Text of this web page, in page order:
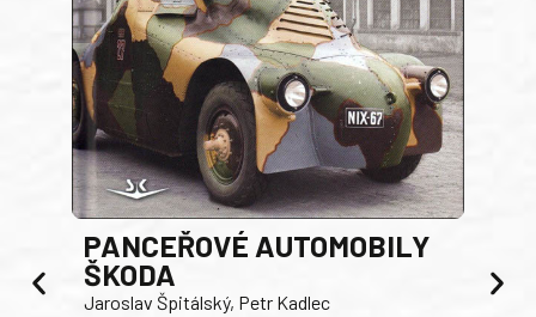
PANCEŘOVÉ AUTOMOBILY
ŠKODA
Jaroslav Špitálský, Petr Kadlec